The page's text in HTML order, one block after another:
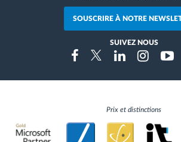
SOUSCRIRE À NOTRE
SUIVEZ NOUS
FacebookTwitterLinkedinInstragram
Prix et distinctions